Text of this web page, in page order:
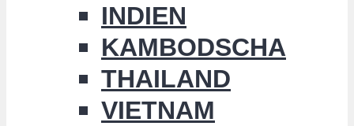
INDIEN
KAMBODSCHA
THAILAND
VIETNAM